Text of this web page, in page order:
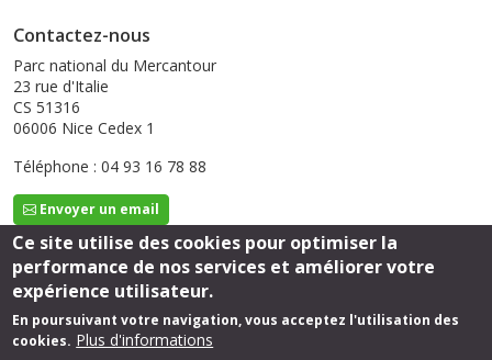
Contactez-nous
Parc national du Mercantour
23 rue d'Italie
CS 51316
06006 Nice Cedex 1
Téléphone : 04 93 16 78 88
Envoyer un email
Suivez-nous
Ce site utilise des cookies pour optimiser la
performance de nos services et améliorer votre
expérience utilisateur.
En poursuivant votre navigation, vous acceptez l'utilisation des
cookies. Plus d'informations